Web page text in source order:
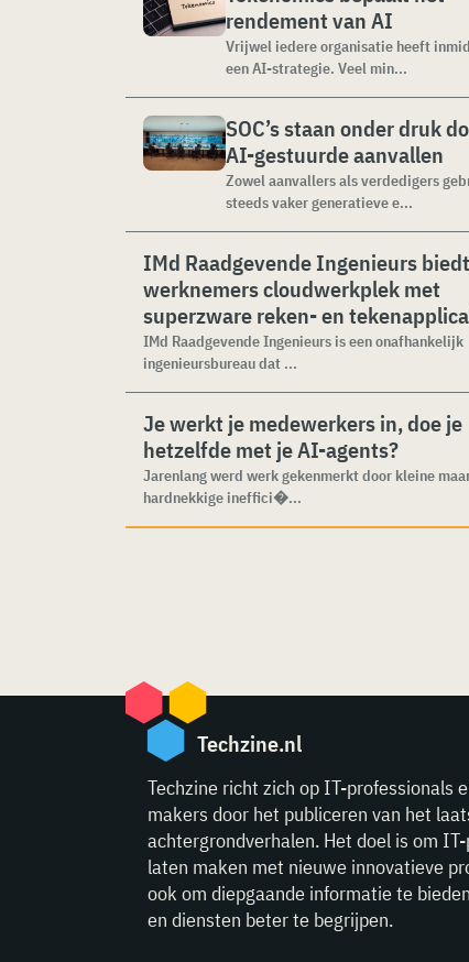
rendement van AI
Vrijwel iedere organisatie heeft
een AI-strategie. Veel min...
SOC’s staan onder druk
AI-gestuurde aanvallen
Zowel aanvallers als verdedigers
steeds vaker generatieve e...
IMd Raadgevende Ingenieurs biedt
werknemers cloudwerkplek met
superzware reken- en
IMd Raadgevende Ingenieurs is een onafhankelijk
ingenieursbureau dat ...
Je werkt je medewerkers in, doe je
hetzelfde met je AI-agents?
Jarenlang werd werk gekenmerkt door kleine
hardnekkige ineffici�...
Techzine.nl
Techzine richt zich op IT-professionals
makers door het publiceren van het
achtergrondverhalen. Het doel is om
laten maken met nieuwe innovatieve
ook om diepgaande informatie te
en diensten beter te begrijpen.